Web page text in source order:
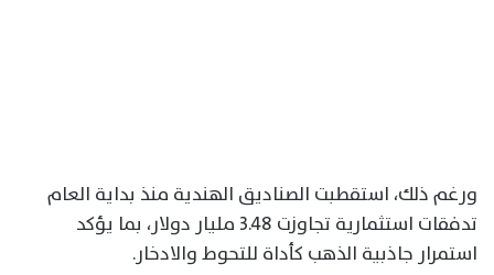
ورغم ذلك، استقطبت الصناديق الهندية منذ بداية العام
تدفقات استثمارية تجاوزت 3.48 مليار دولار، بما يؤكد
استمرار جاذبية الذهب كأداة للتحوط والادخار.